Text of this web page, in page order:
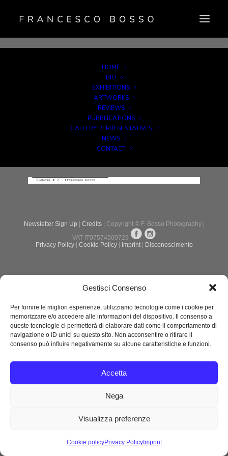
Gestisci Consenso
Per fornire le migliori esperienze, utilizziamo tecnologie come i cookie per
memorizzare e/o accedere alle informazioni del dispositivo. Il consenso a
queste tecnologie ci permetterà di elaborare dati come il comportamento di
navigazione o ID unici su questo sito. Non acconsentire o ritirare il
consenso può influire negativamente su alcune caratteristiche e funzioni.
Accetta
Nega
Visualizza preferenze
Cookie policyPrivacy PolicyImprint
HOME
BIO
EXHIBITIONS
ARTWORKS
REVIEWS
PUBBLICATIONS
GALLERY REPRESENTATIVES
NEWS
CONTACT
Newsletter Sign Up Credits| Copyright © F. Bosso Photography |
VAT IT07574500729
Privacy Policy| Cookie Policy| Imprint| Disconoscimento